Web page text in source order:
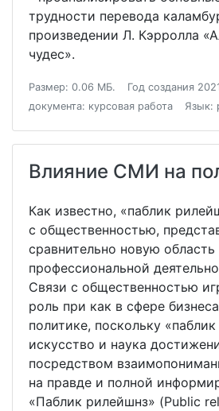
трудности перевода
произведении Л. Кэрролла
чудес».
Размер: 0.06 МБ. Год создания
документа: курсовая работа
Язык:
Влияние СМИ на
Как известно, «паблик
с общественностью,
сравнительно новую область
профессиональной
Связи с общественностью
роль при как в сфере
политике, поскольку
искусство и наука
посредством
на правде и полной
«Паблик рилейшнз» (Public